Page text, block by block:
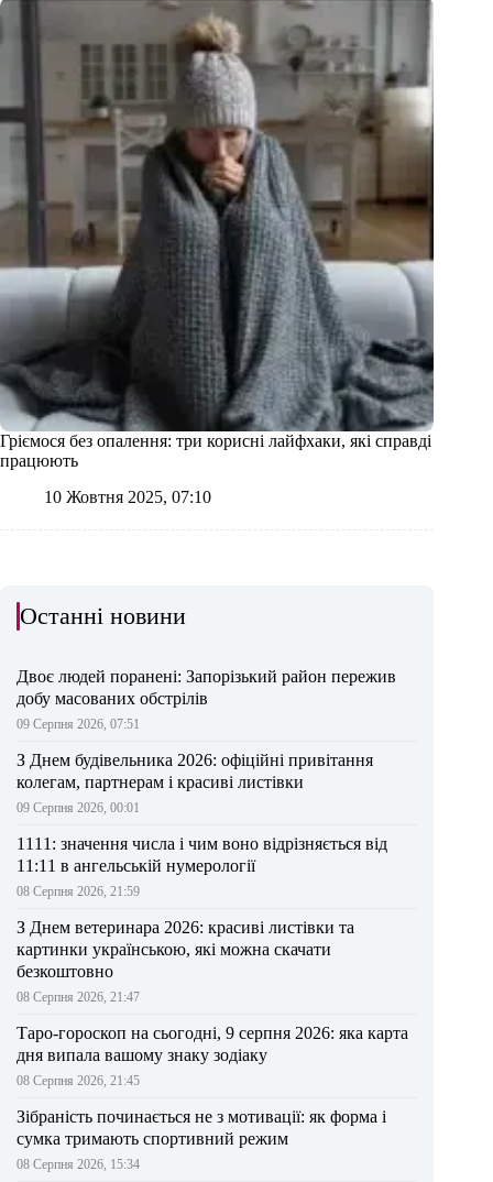
Гріємося без опалення: три корисні лайфхаки, які справді
працюють
10 Жовтня 2025, 07:10
Останні новини
Двоє людей поранені: Запорізький район пережив
добу масованих обстрілів
09 Серпня 2026, 07:51
З Днем будівельника 2026: офіційні привітання
колегам, партнерам і красиві листівки
09 Серпня 2026, 00:01
1111: значення числа і чим воно відрізняється від
11:11 в ангельській нумерології
08 Серпня 2026, 21:59
З Днем ветеринара 2026: красиві листівки та
картинки українською, які можна скачати
безкоштовно
08 Серпня 2026, 21:47
Таро-гороскоп на сьогодні, 9 серпня 2026: яка карта
дня випала вашому знаку зодіаку
08 Серпня 2026, 21:45
Зібраність починається не з мотивації: як форма і
сумка тримають спортивний режим
08 Серпня 2026, 15:34